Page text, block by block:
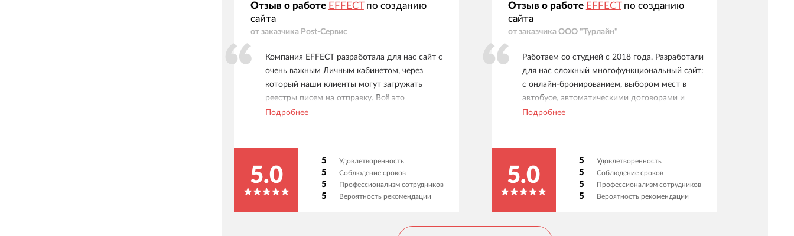
Отзыв о работе EFFECTпо созданию
сайта
от заказчика Post-Сервис
Компания EFFECT разработала для нас сайт с
очень важным Личным кабинетом, через
который наши клиенты могут загружать
реестры писем на отправку. Всё это
интегрировано с нашей 1С, которую также
всегда на связи, никогда ни в чем не
отказывают, всегда советуют как лучше. При
этом ценник за час работы у них очень
Подробнее
5.0
5 Удовлетворенность
5 Соблюдение сроков
5 Профессионализм сотрудников
5 Вероятность рекомендации
Отзыв о работе EFFECTпо созданию
сайта
от заказчика ООО "Турлайн"
Работаем со студией с 2018 года. Разработали
для нас сложный многофункциональный сайт:
с онлайн-бронированием, выбором мест в
автобусе, автоматическими договорами и
системой бонусов. Особо отмечаем удобные
искренняя вовлеченность в наш проект.
Надежный партнер - доверяем им и уверенно
рекомендуем как ответственных
Подробнее
5.0
5 Удовлетворенность
5 Соблюдение сроков
5 Профессионализм сотрудников
5 Вероятность рекомендации